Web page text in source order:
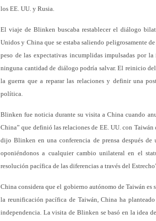
los EE. UU. y Rusia.
El viaje de Blinken buscaba restablecer el diálogo
Unidos y China que se estaba saliendo peligrosamente
peso de las expectativas incumplidas impulsadas por
ninguna cantidad de diálogo podría salvar. El reinicio
la guerra que a reparar las relaciones y definir una
política.
Blinken fue noticia durante su visita a China cuando
China” que definió las relaciones de EE. UU. con
dijo Blinken en una conferencia de prensa después
oponiéndonos a cualquier cambio unilateral en el
resolución pacífica de las diferencias a través del
China considera que el gobierno autónomo de Taiwán
la reunificación pacífica de Taiwán, China ha
independencia. La visita de Blinken se basó en la idea